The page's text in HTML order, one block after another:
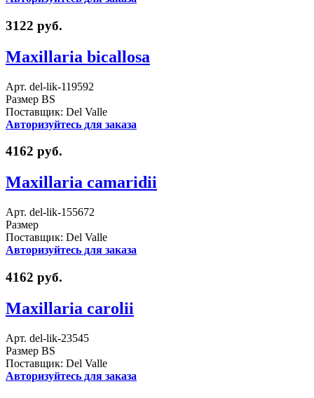
3122 руб.
Maxillaria bicallosa
Арт. del-lik-119592
Размер BS
Поставщик: Del Valle
Авторизуйтесь для заказа
4162 руб.
Maxillaria camaridii
Арт. del-lik-155672
Размер
Поставщик: Del Valle
Авторизуйтесь для заказа
4162 руб.
Maxillaria carolii
Арт. del-lik-23545
Размер BS
Поставщик: Del Valle
Авторизуйтесь для заказа